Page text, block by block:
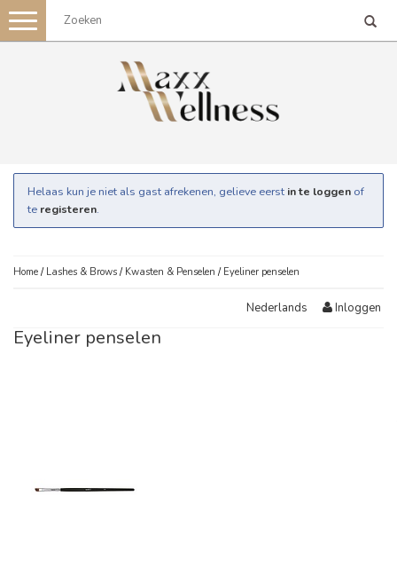
Toggle
navigation
Helaas kun je niet als gast afrekenen, gelieve eerst in te loggen of
te registeren.
Home / Lashes & Brows / Kwasten & Penselen / Eyeliner penselen
Nederlands Inloggen
Eyeliner penselen